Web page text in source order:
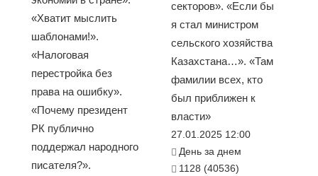
«Хватит мыслить
шаблонами!».
«Налоговая
перестройка без
права на ошибку».
«Почему президент
РК публично
поддержал народного
писателя?».
секторов». «Если бы
я стал министром
сельского хозяйства
Казахстана…». «Там
фамилии всех, кто
был приближен к
власти»
27.01.2025 12:00
День за днем
1128 (40536)